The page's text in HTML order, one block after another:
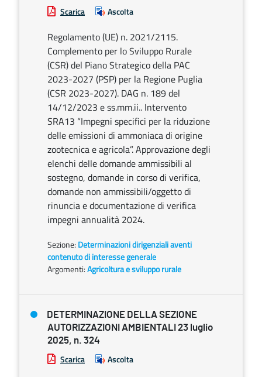
Scarica Ascolta
Regolamento (UE) n. 2021/2115.
Complemento per lo Sviluppo Rurale
(CSR) del Piano Strategico della PAC
2023-2027 (PSP) per la Regione Puglia
(CSR 2023-2027). DAG n. 189 del
14/12/2023 e ss.mm.ii.. Intervento
SRA13 “Impegni specifici per la riduzione
delle emissioni di ammoniaca di origine
zootecnica e agricola”. Approvazione degli
elenchi delle domande ammissibili al
sostegno, domande in corso di verifica,
domande non ammissibili/oggetto di
rinuncia e documentazione di verifica
impegni annualità 2024.
Sezione: Determinazioni dirigenziali aventi
contenuto di interesse generale
Argomenti:Agricoltura e sviluppo rurale
DETERMINAZIONE DELLA SEZIONE
AUTORIZZAZIONI AMBIENTALI 23 luglio
2025, n. 324
Scarica Ascolta